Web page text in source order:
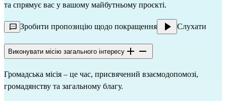
та спрямує вас у вашому майбутньому проєкті.
Зробити пропозицію щодо покращення Слухати
Виконувати місію загального інтересу
Громадська місія – це час, присвячений взаємодопомозі,
громадянству та загальному благу.